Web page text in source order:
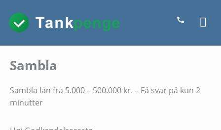
indholdet
Sambla
Sambla lån fra 5.000 – 500.000 kr. – Få svar på kun 2
minutter